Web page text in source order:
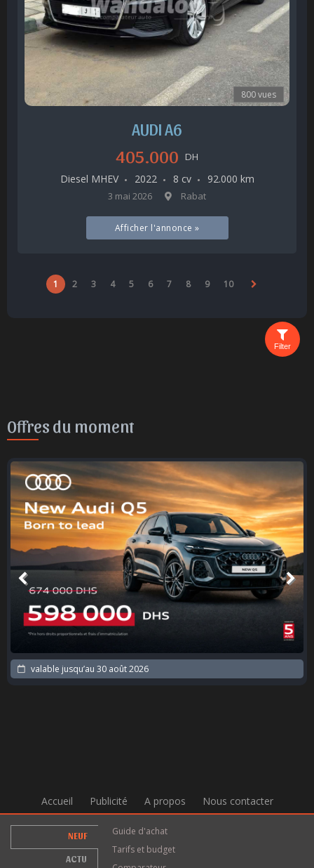
800 vues
AUDI A6
405.000 DH
Diesel MHEV 2022 8 cv 92.000 km
3 mai 2026 Rabat
Afficher l'annonce »
1 2 3 4 5 6 7 8 9 10
Filter
Offres du moment
valable jusqu’au 30 août 2026
Accueil Publicité A propos Nous contacter
NEUF
ACTU
Guide d'achat
Tarifs et budget